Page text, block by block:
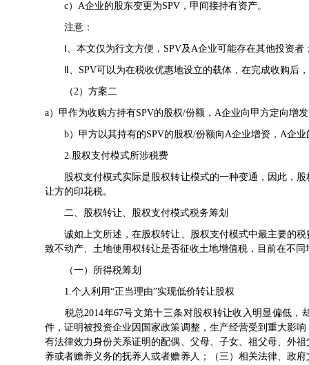
c）A企业的股东变更为SPV，甲间接持有资产。
注意：
Ⅰ、本文仅为行文方便，SPV及A企业可能存在其他投资者
Ⅱ、SPV可以为在税收优惠地设立的载体，在完成收购后
（2）方案二
a）甲作为收购方持有SPV的股权/份额，A企业向甲方定向增
b）甲方以其持有的SPV的股权/份额向A企业增资，A企业
2.股权支付模式所涉税费
股权支付模式实际是股权转让模式的一种变通，因此，股
让方的印花税。
二、股权转让、股权支付模式税务筹划
诚如上文所述，在股权转让、股权支付模式中最主要的税
致不动产、土地使用权转让是否征收土地增值税，目前在不
（一）所得税筹划
1.个人利用“正当理由”实现低价转让股权
税总2014年67号文第十三条对股权转让收入明显偏低，
件，证明被投资企业因国家政策调整，生产经营受到重大影
有法律效力身份关系证明的配偶、父母、子女、祖父母、外
养或者赡养义务的抚养人或者赡养人；（三）相关法律、政